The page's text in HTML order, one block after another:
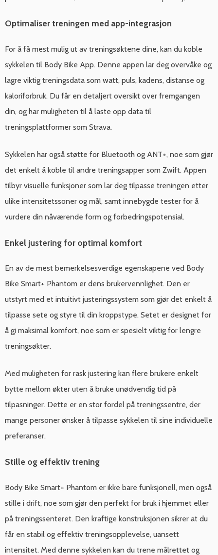
Optimaliser treningen med app-integrasjon
For å få mest mulig ut av treningsøktene dine, kan du koble
sykkelen til Body Bike App. Denne appen lar deg overvåke og
lagre viktig treningsdata som watt, puls, kadens, distanse og
kaloriforbruk. Du får en detaljert oversikt over fremgangen
din, og har muligheten til å laste opp data til
treningsplattformer som Strava.
Sykkelen har også støtte for Bluetooth og ANT+, noe som gjør
det enkelt å koble til andre treningsapper som Zwift. Appen
tilbyr visuelle funksjoner som lar deg tilpasse treningen etter
ulike intensitetssoner og mål, samt innebygde tester for å
vurdere din nåværende form og forbedringspotensial.
Enkel justering for optimal komfort
En av de mest bemerkelsesverdige egenskapene ved Body
Bike Smart+ Phantom er dens brukervennlighet. Den er
utstyrt med et intuitivt justeringssystem som gjør det enkelt å
tilpasse sete og styre til din kroppstype. Setet er designet for
å gi maksimal komfort, noe som er spesielt viktig for lengre
treningsøkter.
Med muligheten for rask justering kan flere brukere enkelt
bytte mellom økter uten å bruke unødvendig tid på
tilpasninger. Dette er en stor fordel på treningssentre, der
mange personer ønsker å tilpasse sykkelen til sine individuelle
preferanser.
Stille og effektiv trening
Body Bike Smart+ Phantom er ikke bare funksjonell, men også
stille i drift, noe som gjør den perfekt for bruk i hjemmet eller
på treningssenteret. Den kraftige konstruksjonen sikrer at du
får en stabil og effektiv treningsopplevelse, uansett
intensitet. Med denne sykkelen kan du trene målrettet og